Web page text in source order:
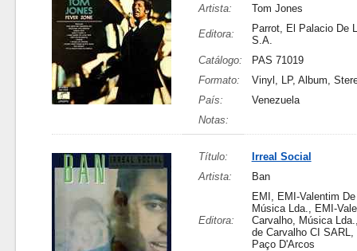
Artista:
Tom Jones
Editora:
Parrot, El Palacio De
S.A.
Catálogo:
PAS 71019
Formato:
Vinyl, LP, Album,
País:
Venezuela
Notas:
Título:
Irreal Social
Artista:
Ban
Editora:
EMI, EMI-Valentim
Música Lda., EMI-
Carvalho, Música
de Carvalho CI
Paço D'Arcos